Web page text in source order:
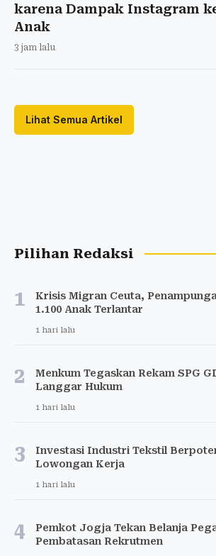
karena Dampak Instagram
Anak
3 jam lalu
Lihat Semua Artikel
Pilihan Redaksi
1
Krisis Migran Ceuta,
1.100 Anak Terlantar
1 hari lalu
2
Menkum Tegaskan Rekam SPG
Langgar Hukum
1 hari lalu
3
Investasi Industri Tekstil
Lowongan Kerja
1 hari lalu
4
Pemkot Jogja Tekan Belanja
Pembatasan Rekrutmen